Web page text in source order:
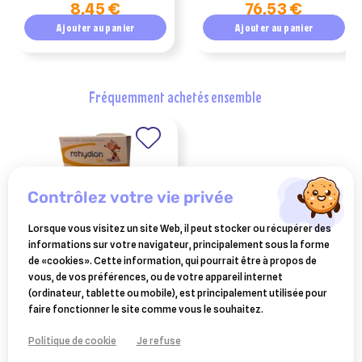
céréales bio - chaton
800 gr
8,45 €
Ajouter au panier
76,53 €
Ajouter au panier
fréquemment achetés ensemble
rehydion gel réhydratant
pour les veaux
30,42 €
contrôlez votre vie privée
Lorsque vous visitez un site Web, il peut stocker ou récupérer des
informations sur votre navigateur, principalement sous la forme
de «cookies». Cette information, qui pourrait être à propos de
vous, de vos préférences, ou de votre appareil internet
(ordinateur, tablette ou mobile), est principalement utilisée pour
faire fonctionner le site comme vous le souhaitez.
Politique de cookie Je refuse